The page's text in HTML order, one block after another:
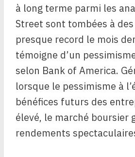
à long terme parmi les
Street sont tombées à
presque record le mois
témoigne d’un
selon Bank of America.
lorsque le pessimisme à
bénéfices futurs des
élevé, le marché boursier
rendements